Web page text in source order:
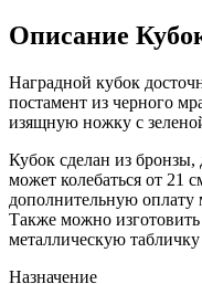
Описание
Наградной кубок
постамент из черного
изящную ножку с
Кубок сделан из
может колебаться от 21
дополнительную оплату
Также можно
металлическую
Назначение